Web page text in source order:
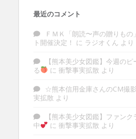
最近のコメント
ＦＭＫ「朗読〜声の贈りもの
ト開催決定！ に ラジオくん より
【熊本美少女図鑑】今週の
る
に 衝撃事実拡散 より
☆熊本信用金庫さんのCM撮
実拡散 より
【熊本美少女図鑑】ファン
中
に 衝撃事実拡散 より